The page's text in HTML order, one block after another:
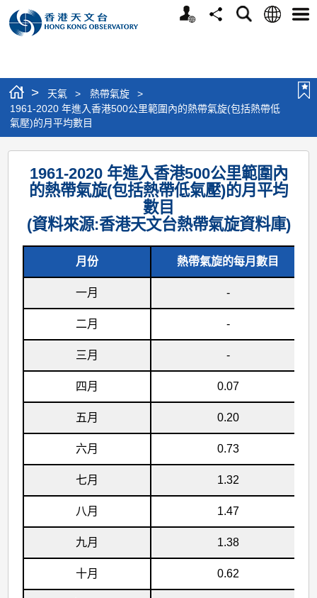
個
分
搜
語
選
> 天氣 > 熱帶氣旋
>
1961-2020 年進入香港500公里範圍內的熱帶氣旋(包括熱帶低
氣壓)的月平均數目
1961-
2020
進
入
500
公
圍
熱
帶
旋
(包
1961-2020 年進入香港500公里範圍內
的熱帶氣旋(包括熱帶低氣壓)的月平均
數目
(資料來源:香港天文台熱帶氣旋資料庫)
月份 熱帶氣旋的每月數目
一月 -
二月 -
三月 -
四月 0.07
五月 0.20
六月 0.73
七月 1.32
八月 1.47
九月 1.38
十月 0.62